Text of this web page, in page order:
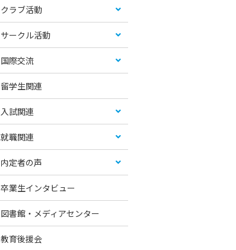
クラブ活動
サークル活動
国際交流
留学生関連
入試関連
就職関連
内定者の声
卒業生インタビュー
図書館・メディアセンター
教育後援会